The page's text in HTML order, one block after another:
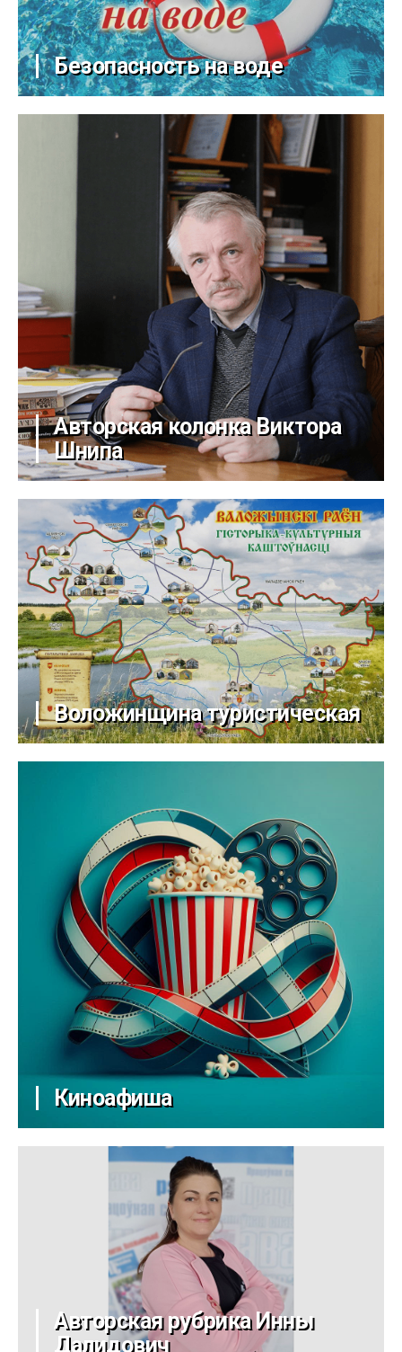
Безопасность на воде
Авторская колонка Виктора
Шнипа
Воложинщина туристическая
Киноафиша
Авторская рубрика Инны
Далидович